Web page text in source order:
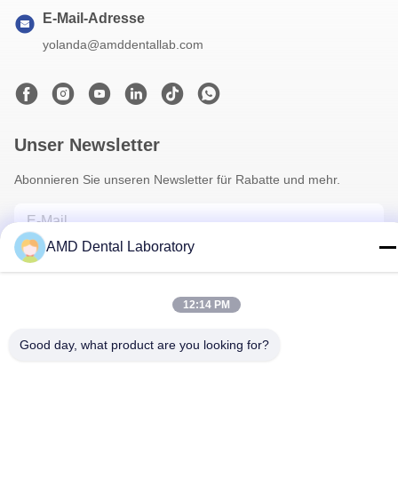
E-Mail-Adresse
yolanda@amddentallab.com
Unser Newsletter
Abonnieren Sie unseren Newsletter für Rabatte und mehr.
AMD Dental Laboratory
12:14 PM
Good day, what product are you looking for?